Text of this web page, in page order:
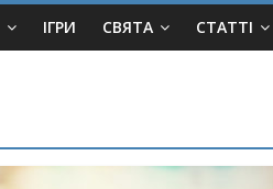
ІГРИ СВЯТА СТАТТІ